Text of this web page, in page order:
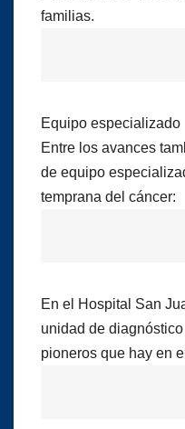
familias.
Equipo especializado
Entre los avances
de equipo
temprana del cáncer:
En el Hospital San
unidad de
pioneros que hay en